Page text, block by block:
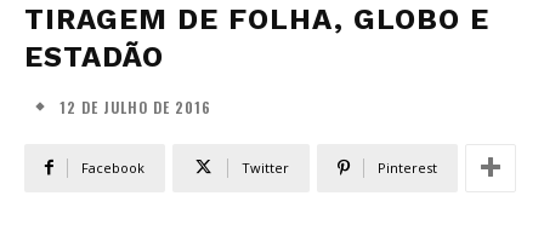
TIRAGEM DE FOLHA, GLOBO E
ESTADÃO
12 DE JULHO DE 2016
Facebook Twitter Pinterest